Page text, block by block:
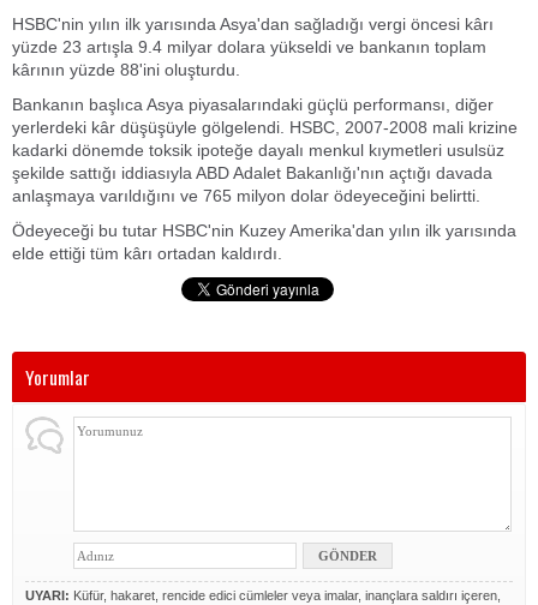
HSBC'nin yılın ilk yarısında Asya'dan sağladığı vergi öncesi kârı
yüzde 23 artışla 9.4 milyar dolara yükseldi ve bankanın toplam
kârının yüzde 88'ini oluşturdu.
Bankanın başlıca Asya piyasalarındaki güçlü performansı, diğer
yerlerdeki kâr düşüşüyle gölgelendi. HSBC, 2007-2008 mali krizine
kadarki dönemde toksik ipoteğe dayalı menkul kıymetleri usulsüz
şekilde sattığı iddiasıyla ABD Adalet Bakanlığı'nın açtığı davada
anlaşmaya varıldığını ve 765 milyon dolar ödeyeceğini belirtti.
Ödeyeceği bu tutar HSBC'nin Kuzey Amerika'dan yılın ilk yarısında
elde ettiği tüm kârı ortadan kaldırdı.
Yorumlar
UYARI: Küfür, hakaret, rencide edici cümleler veya imalar, inançlara saldırı içeren,